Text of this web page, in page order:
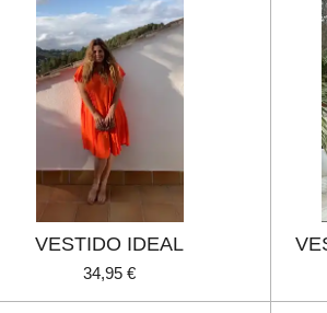
VESTIDO IDEAL
34,95 €